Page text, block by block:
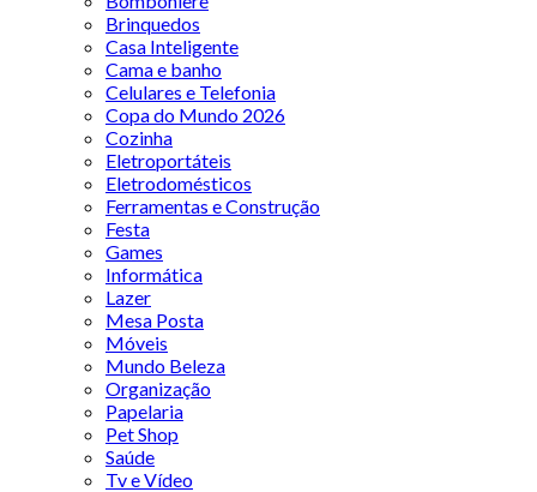
Brinquedos
Casa Inteligente
Cama e banho
Celulares e Telefonia
Copa do Mundo 2026
Cozinha
Eletroportáteis
Eletrodomésticos
Ferramentas e Construção
Festa
Games
Informática
Lazer
Mesa Posta
Móveis
Mundo Beleza
Organização
Papelaria
Pet Shop
Saúde
Tv e Vídeo